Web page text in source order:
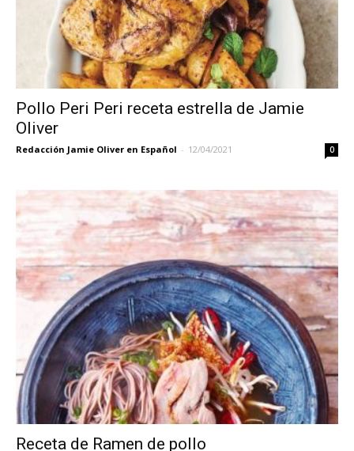
Pollo Peri Peri receta estrella de Jamie
Oliver
Redacción Jamie Oliver en Español - 12/04/2021 0
Receta de Ramen de pollo